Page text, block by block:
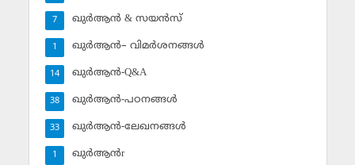
ഖുര്‍ആന്‍ & സയന്‍സ്‌
7
ഖുര്‍ആന്‍– വിമര്‍ശനങ്ങള്‍
1
ഖുര്‍ആന്‍-Q&A
14
ഖുര്‍ആന്‍-പഠനങ്ങള്‍
38
ഖുര്‍ആന്‍-ലേഖനങ്ങള്‍
33
ഖുര്‍ആന്‍r
1